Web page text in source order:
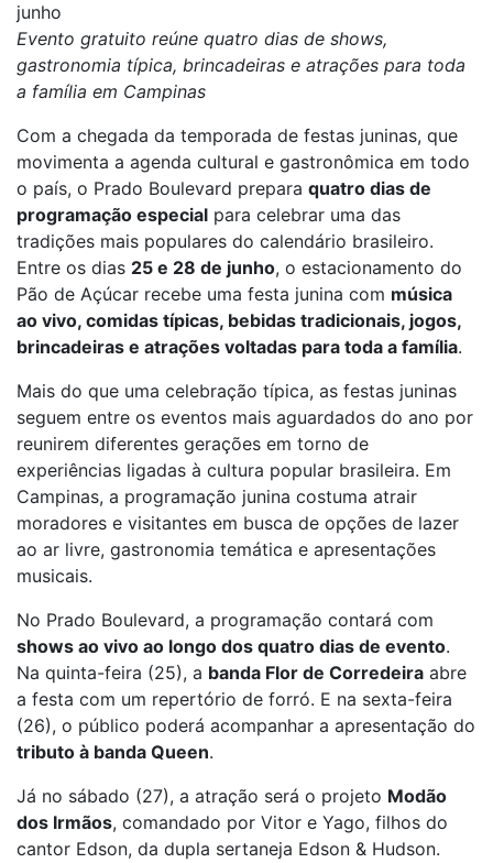
junho
Evento gratuito reúne quatro dias de shows,
gastronomia típica, brincadeiras e atrações para toda
a família em Campinas
Com a chegada da temporada de festas juninas, que
movimenta a agenda cultural e gastronômica em todo
o país, o Prado Boulevard prepara quatro dias de
programação especial para celebrar uma das
tradições mais populares do calendário brasileiro.
Entre os dias 25 e 28 de junho, o estacionamento do
Pão de Açúcar recebe uma festa junina com música
ao vivo, comidas típicas, bebidas tradicionais, jogos,
brincadeiras e atrações voltadas para toda a família.
Mais do que uma celebração típica, as festas juninas
seguem entre os eventos mais aguardados do ano por
reunirem diferentes gerações em torno de
experiências ligadas à cultura popular brasileira. Em
Campinas, a programação junina costuma atrair
moradores e visitantes em busca de opções de lazer
ao ar livre, gastronomia temática e apresentações
musicais.
No Prado Boulevard, a programação contará com
shows ao vivo ao longo dos quatro dias de evento.
Na quinta-feira (25), a banda Flor de Corredeira abre
a festa com um repertório de forró. E na sexta-feira
(26), o público poderá acompanhar a apresentação do
tributo à banda Queen.
Já no sábado (27), a atração será o projeto Modão
dos Irmãos, comandado por Vitor e Yago, filhos do
cantor Edson, da dupla sertaneja Edson & Hudson.